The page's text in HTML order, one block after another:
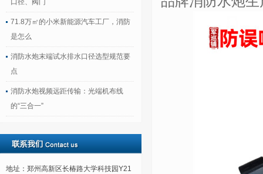
口径、阀门
71.8万㎡的小米新能源汽车工厂，消防
是怎么
消防水炮末端试水排水口径选型规范要
点
消防水炮视频远距传输：光端机布线
的“三合一”
地址：郑州高新区长椿路大学科技园Y21